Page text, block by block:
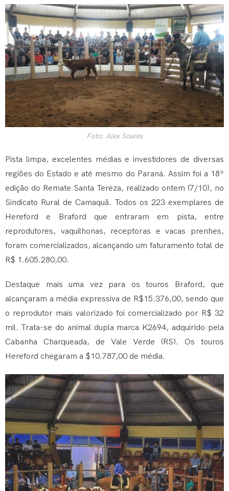
Foto: Alex Soares
Pista limpa, excelentes médias e investidores de diversas
regiões do Estado e até mesmo do Paraná. Assim foi a 18ª
edição do Remate Santa Tereza, realizado ontem (7/10), no
Sindicato Rural de Camaquã. Todos os 223 exemplares de
Hereford e Braford que entraram em pista, entre
reprodutores, vaquilhonas, receptoras e vacas prenhes,
foram comercializados, alcançando um faturamento total de
R$ 1.605.280,00.
Destaque mais uma vez para os touros Braford, que
alcançaram a média expressiva de R$15.376,00, sendo que
o reprodutor mais valorizado foi comercializado por R$ 32
mil. Trata-se do animal dupla marca K2694, adquirido pela
Cabanha Charqueada, de Vale Verde (RS). Os touros
Hereford chegaram a $10.787,00 de média.